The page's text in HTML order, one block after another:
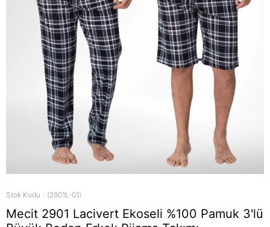
Stok Kodu (2901L-01)
Mecit 2901 Lacivert Ekoseli %100 Pamuk 3'lü